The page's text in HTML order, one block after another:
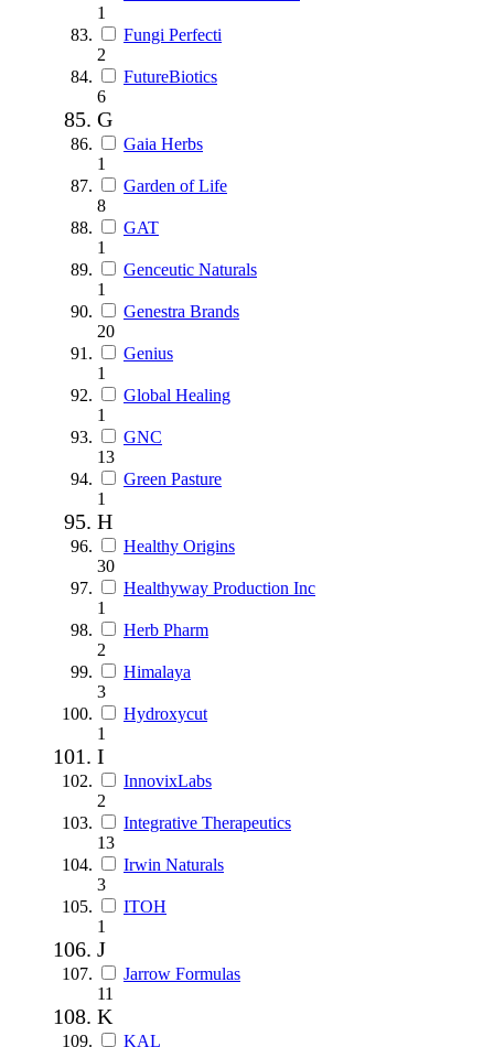
1
Fungi Perfecti
2
FutureBiotics
6
G
Gaia Herbs
1
Garden of Life
8
GAT
1
Genceutic Naturals
1
Genestra Brands
20
Genius
1
Global Healing
1
GNC
13
Green Pasture
1
H
Healthy Origins
30
Healthyway Production Inc
1
Herb Pharm
2
Himalaya
3
Hydroxycut
1
I
InnovixLabs
2
Integrative Therapeutics
13
Irwin Naturals
3
ITOH
1
J
Jarrow Formulas
11
K
KAL